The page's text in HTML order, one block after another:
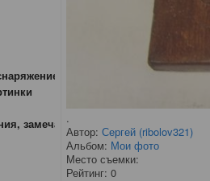
.
Автор: Сергей (ribolov321)
Альбом: Мои фото
Место съемки:
Рейтинг: 0
замечания.